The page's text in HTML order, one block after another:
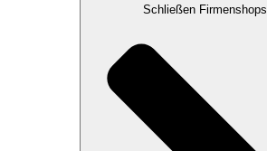
Schließen Firmenshops